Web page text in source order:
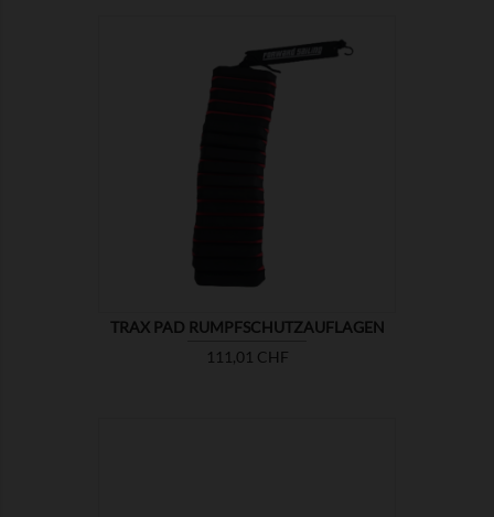
TRAX PAD RUMPFSCHUTZAUFLAGEN
Preis
111,01 CHF
